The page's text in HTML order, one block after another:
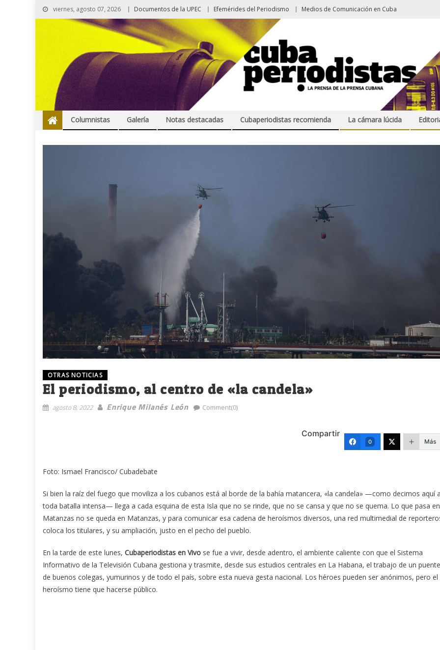
viernes, agosto 07, 2026 Documentos de la UPEC Efemérides del Periodismo Medios de Comunicación en Cuba
Columnistas Galería Notas destacadas Cubaperiodistas recomienda La cámara lúcida
OTRAS NOTICIAS
El periodismo, al centro de «la candela»
agosto 8, 2022 Enrique Milanés León Comment(0)
Compartir
0 Más
Foto: Ismael Francisco/ Cubadebate
Si bien la raíz del fuego que moviliza a los cubanos está al borde de la bahía matancera, «la candela» —como decimos aquí
toda batalla intensa— llega a cada esquina de esta Isla que no se rinde, que no se cansa y que no se quema. Lo que pasa en
Matanzas no se queda en Matanzas, y para comunicar esa cadena de heroísmos diversos, una red multimedial de
coloca los titulares, y su ampliación, justo en el pecho del pueblo.
En la tarde de este lunes, Cubaperiodistas en Vivo se fue a vivir, desde adentro, el ambiente caliente con que el Sistema
Informativo de la Televisión Cubana gestiona y trasmite, desde sus estudios centrales en La Habana, el trabajo de un puente
de buenos colegas, yumurinos y de todo el país, sobre esta nueva gesta nacional. Los héroes pueden ser anónimos, pero el
heroísmo tiene que hacerse público.